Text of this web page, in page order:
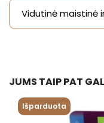
Vidutinė maistinė
JUMS TAIP PAT
Išparduota